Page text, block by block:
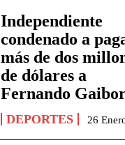
Independiente
condenado a
más de dos
de dólares a
Fernando
DEPORTES 26